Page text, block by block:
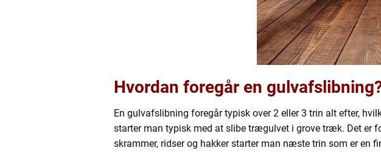
Hvordan foregår en
En gulvafslibning foregår typisk over 2 eller 3 trin alt efter,
starter man typisk med at slibe trægulvet i grove træk. Det er
skrammer, ridser og hakker starter man næste trin som er en